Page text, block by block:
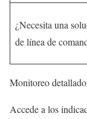
¿Necesita una
de línea de
Monitoreo
Accede a los